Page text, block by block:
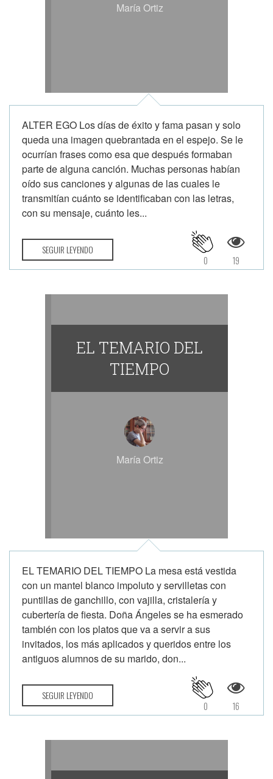
María Ortiz
ALTER EGO Los días de éxito y fama pasan y solo
queda una imagen quebrantada en el espejo. Se le
ocurrían frases como esa que después formaban
parte de alguna canción. Muchas personas habían
oído sus canciones y algunas de las cuales le
transmitían cuánto se identificaban con las letras,
con su mensaje, cuánto les...
SEGUIR LEYENDO
19
0
EL TEMARIO DEL
TIEMPO
María Ortiz
EL TEMARIO DEL TIEMPO La mesa está vestida
con un mantel blanco impoluto y servilletas con
puntillas de ganchillo, con vajilla, cristalería y
cubertería de fiesta. Doña Ángeles se ha esmerado
también con los platos que va a servir a sus
invitados, los más aplicados y queridos entre los
antiguos alumnos de su marido, don...
SEGUIR LEYENDO
16
0